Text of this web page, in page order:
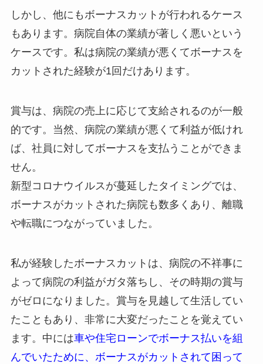
しかし、他にもボーナスカットが行われるケース
もあります。病院自体の業績が著しく悪いという
ケースです。私は病院の業績が悪くてボーナスを
カットされた経験が1回だけあります。
賞与は、病院の売上に応じて支給されるのが一般
的です。当然、病院の業績が悪くて利益が低けれ
ば、社員に対してボーナスを支払うことができま
せん。
新型コロナウイルスが蔓延したタイミングでは、
ボーナスがカットされた病院も数多くあり、離職
や転職につながっていました。
私が経験したボーナスカットは、病院の不祥事に
よって病院の利益がガタ落ちし、その時期の賞与
がゼロになりました。賞与を見越して生活してい
たこともあり、非常に大変だったことを覚えてい
ます。中には車や住宅ローンでボーナス払いを組
んでいたために、ボーナスがカットされて困って